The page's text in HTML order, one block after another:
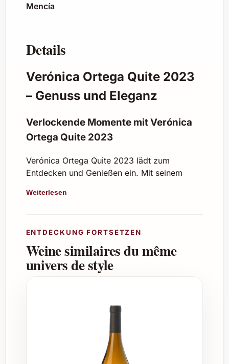
Mencía
Details
Verónica Ortega Quite 2023
– Genuss und Eleganz
Verlockende Momente mit Verónica
Ortega Quite 2023
Verónica Ortega Quite 2023 lädt zum
Entdecken und Genießen ein. Mit seinem
Struktur passt er hervorragend zu
Jahrgang überzeugt durch Qualität und
Charakter.
Ideale Anlässe zum Verschenken
Weihnachten und festliche Feiertage
Hochzeiten und Jubiläen
Firmengeschenke und Kundenpräsente
Einzugspartys und Sommerfeste
Weiterlesen
ENTDECKUNG FORTSETZEN
Weine similaires du même
univers de style